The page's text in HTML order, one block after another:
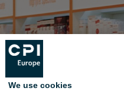
We use cookies